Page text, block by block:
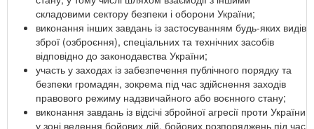
складовими сектору безпеки і оборони України;
виконання інших завдань із застосуванням будь-яких видів
зброї (озброєння), спеціальних та технічних засобів
відповідно до законодавства України;
участь у заходах із забезпечення публічного порядку та
безпеки громадян, зокрема під час здійснення заходів
правового режиму надзвичайного або воєнного стану;
виконання завдань із відсічі збройної агресії проти України
у зоні ведення бойових дій, бойових розпоряджень під час